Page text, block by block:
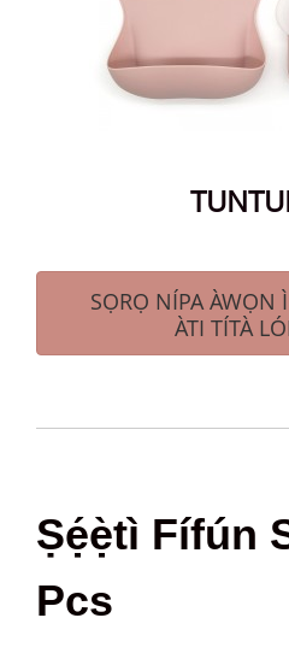
SỌRỌ NÍPA ÀWỌN
ÀTI TÍTÀ
Ṣẹ́ẹ̀tì Fífún
Pcs